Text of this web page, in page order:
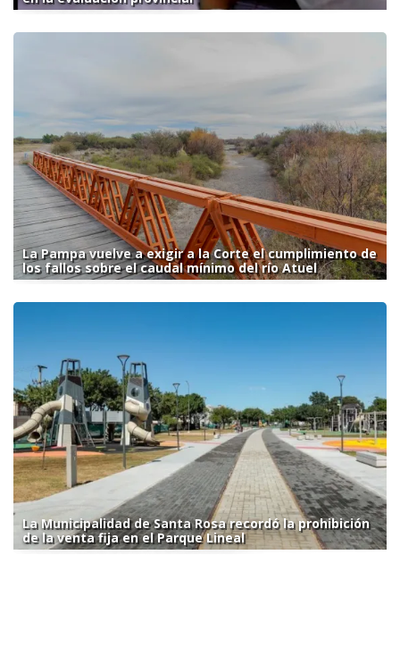
La Pampa vuelve a exigir a la Corte el cumplimiento de
los fallos sobre el caudal mínimo del río Atuel
La Municipalidad de Santa Rosa recordó la prohibición
de la venta fija en el Parque Lineal